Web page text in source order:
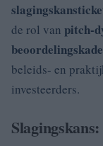
slagingskans
de rol van pitch-
beleids- en
investeerders.